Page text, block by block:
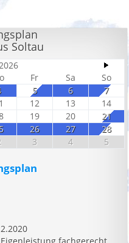
Soltau
Fr Sa
So
5 6
7
12 13
14
19 20
21
26 27
28
3 4 5